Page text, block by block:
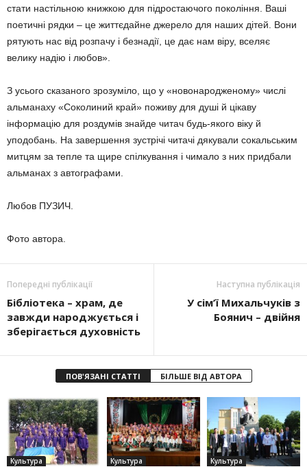
стати настільною книжкою для підростаючого по­коління. Ваші
поетичні рядки – це життєдай­не джерело для наших дітей. Вони
рятують нас від розпачу і безнадії, це дає нам віру, вселяє
велику надію і любов».
З усього сказаного зрозуміло, що у «ново­народженому» числі
альманаху «Соколиний край» поживу для душі й цікаву
інформацію для роздумів знайде читач будь-якого віку й
уподобань. На завершення зустрічі читачі дякували сокальським
митцям за тепле та щире спілкування і чимало з них придбали
альманах з автографами.
Любов ПУЗИЧ.
Фото автора.
Попередні публікації
Бібліотека – храм, де
завжди народжується і
зберігається духовність
Наступна публікація
У сім’ї Михальчуків з
Боянич – двійня
ПОВ'ЯЗАНІ СТАТТІ БІЛЬШЕ ВІД АВТОРА
Культура Культура Культура